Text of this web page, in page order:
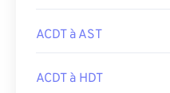
ACDT à AST
ACDT à HDT